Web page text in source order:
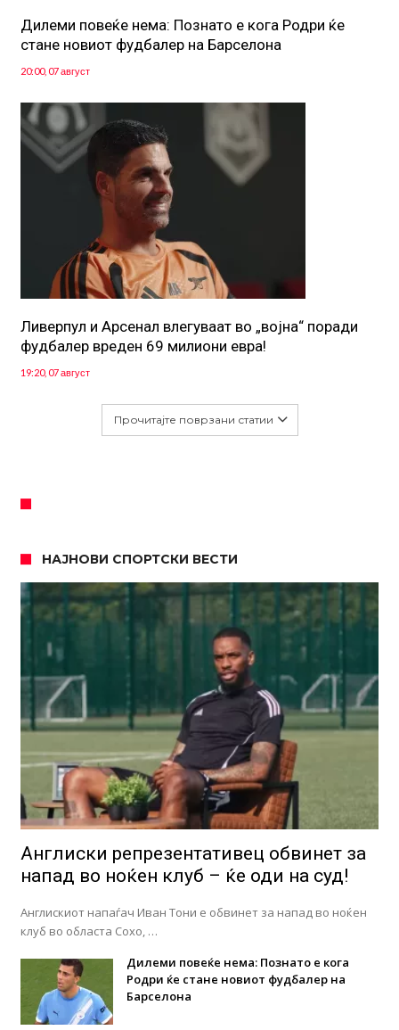
Дилеми повеќе нема: Познато е кога Родри ќе
стане новиот фудбалер на Барселона
20:00, 07 август
Ливерпул и Арсенал влегуваат во „војна“ поради
фудбалер вреден 69 милиони евра!
19:20, 07 август
Прочитајте поврзани статии
НАЈНОВИ СПОРТСКИ ВЕСТИ
Англиски репрезентативец обвинет за
напад во ноќен клуб – ќе оди на суд!
Англискиот напаѓач Иван Тони е обвинет за напад во ноќен
клуб во областа Сохо, …
Дилеми повеќе нема: Познато е кога
Родри ќе стане новиот фудбалер на
Барселона